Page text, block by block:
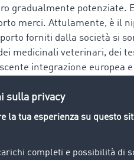
gradualmente potenziate.
merci. Attulamente, è il
forniti dalla società si
medicinali veterinari, dei
integrazione europea
comasca sono
indietro vuoti dai viaggi in
era urgente trovare
per tutte le esigenze